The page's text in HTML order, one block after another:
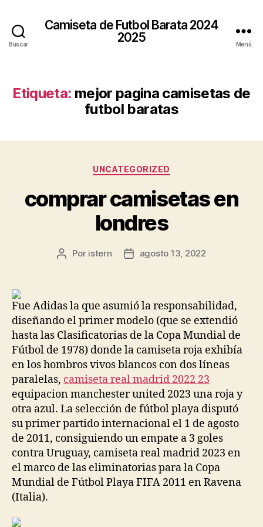
Buscar
Camiseta de Futbol Barata 2024
2025
Menú
Etiqueta: mejor pagina camisetas de
futbol baratas
Categorías
UNCATEGORIZED
comprar camisetas en
londres
Autor
Por istern
Fechaagosto 13, 2022
Fue Adidas la que asumió la responsabilidad,
diseñando el primer modelo (que se extendió
hasta las Clasificatorias de la Copa Mundial de
Fútbol de 1978) donde la camiseta roja exhibía
en los hombros vivos blancos con dos líneas
paralelas, camiseta real madrid 2022 23
equipacion manchester united 2023 una roja y
otra azul. La selección de fútbol playa disputó
su primer partido internacional el 1 de agosto
de 2011, consiguiendo un empate a 3 goles
contra Uruguay, camiseta real madrid 2023 en
el marco de las eliminatorias para la Copa
Mundial de Fútbol Playa FIFA 2011 en Ravena
(Italia).